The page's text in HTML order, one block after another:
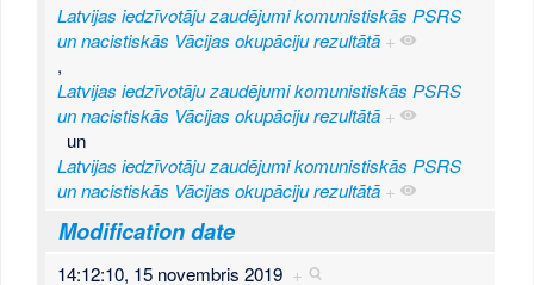
Latvijas iedzīvotāju zaudējumi komunistiskās PSRS
un nacistiskās Vācijas okupāciju rezultātā +
,
Latvijas iedzīvotāju zaudējumi komunistiskās PSRS
un nacistiskās Vācijas okupāciju rezultātā +
un
Latvijas iedzīvotāju zaudējumi komunistiskās PSRS
un nacistiskās Vācijas okupāciju rezultātā +
Modification date
14:12:10, 15 novembris 2019 +